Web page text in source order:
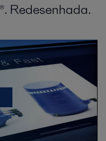
Redesenhada.